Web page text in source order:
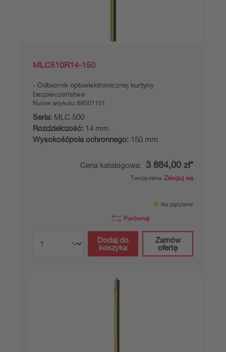
MLC510R14-150
Odbiornik optoelektronicznej kurtyny
bezpieczeństwa
Numer artykułu: 68001101
Seria: MLC 500
Rozdzielczość: 14 mm
Wysokośćpola ochronnego: 150 mm
Cena katalogowa: 3 884,00 zł*
Twoja cena: Zaloguj się
Na zapytanie
Porównaj
Dodaj do
koszyka
Zamów
ofertę